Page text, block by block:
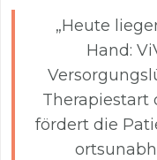
„Heute
Hand:
Therapiestart
fördert die